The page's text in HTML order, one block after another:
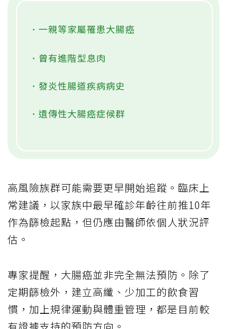
．一親等家屬罹患大腸癌
．曾有進階型息肉
．發炎性腸道疾病病史
．遺傳性大腸癌症候群
高風險族群可能需要更早開始追蹤。臨床上
常建議，以家族中最早確診年齡往前推10年
作為篩檢起點，但仍應由醫師依個人狀況評
估。
專家提醒，大腸癌並非完全無法預防。除了
定期篩檢外，建立高纖、少加工的飲食習
慣，加上規律運動與體重管理，都是目前較
有證據支持的預防方向。